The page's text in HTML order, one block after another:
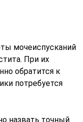
мочеиспусканий
При их
обратится к
потребуется
назвать точный